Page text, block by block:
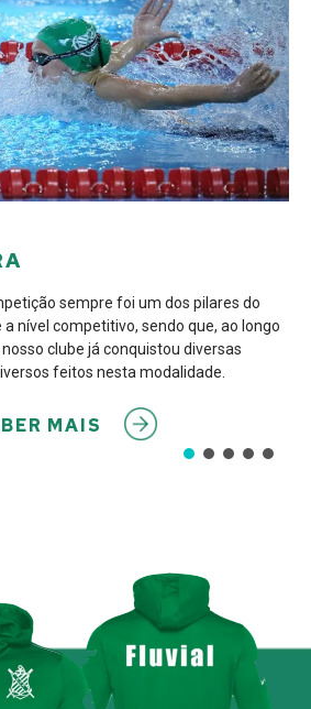
sempre foi um dos pilares do
a nível competitivo, sendo que, ao longo
clube já conquistou diversas
feitos nesta modalidade.
MAIS